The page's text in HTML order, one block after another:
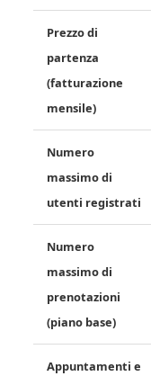
Prezzo di
partenza
(fatturazione
mensile)
Numero
massimo di
utenti registrati
Numero
massimo di
prenotazioni
(piano base)
Appuntamenti e